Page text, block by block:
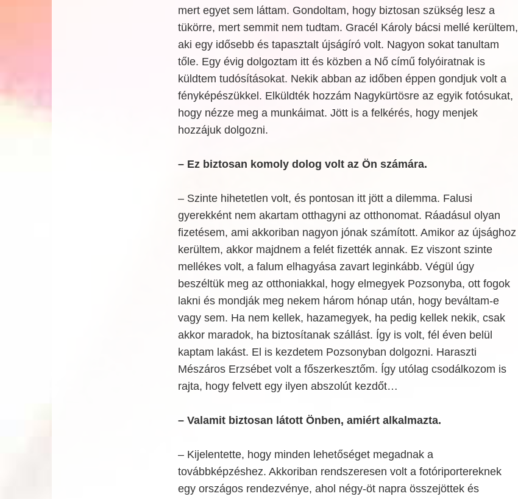
mert egyet sem láttam. Gondoltam, hogy biztosan szükség lesz a
tükörre, mert semmit nem tudtam. Gracél Károly bácsi mellé kerültem,
aki egy idősebb és tapasztalt újságíró volt. Nagyon sokat tanultam
tőle. Egy évig dolgoztam itt és közben a Nő című folyóiratnak is
küldtem tudósításokat. Nekik abban az időben éppen gondjuk volt a
fényképészükkel. Elküldték hozzám Nagykürtösre az egyik fotósukat,
hogy nézze meg a munkáimat. Jött is a felkérés, hogy menjek
hozzájuk dolgozni.
– Ez biztosan komoly dolog volt az Ön számára.
– Szinte hihetetlen volt, és pontosan itt jött a dilemma. Falusi
gyerekként nem akartam otthagyni az otthonomat. Ráadásul olyan
fizetésem, ami akkoriban nagyon jónak számított. Amikor az újsághoz
kerültem, akkor majdnem a felét fizették annak. Ez viszont szinte
mellékes volt, a falum elhagyása zavart leginkább. Végül úgy
beszéltük meg az otthoniakkal, hogy elmegyek Pozsonyba, ott fogok
lakni és mondják meg nekem három hónap után, hogy beváltam-e
vagy sem. Ha nem kellek, hazamegyek, ha pedig kellek nekik, csak
akkor maradok, ha biztosítanak szállást. Így is volt, fél éven belül
kaptam lakást. El is kezdetem Pozsonyban dolgozni. Haraszti
Mészáros Erzsébet volt a főszerkesztőm. Így utólag csodálkozom is
rajta, hogy felvett egy ilyen abszolút kezdőt…
– Valamit biztosan látott Önben, amiért alkalmazta.
– Kijelentette, hogy minden lehetőséget megadnak a
továbbképzéshez. Akkoriban rendszeresen volt a fotóriportereknek
egy országos rendezvénye, ahol négy-öt napra összejöttek és